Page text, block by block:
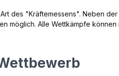
des "Kräftemessens". Neben der
möglich. Alle Wettkämpfe können